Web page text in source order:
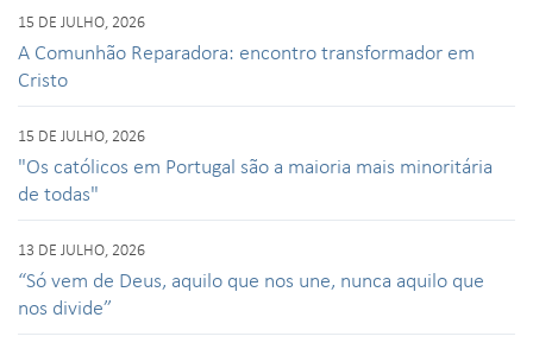
15 DE JULHO, 2026
A Comunhão Reparadora: encontro transformador em
Cristo
15 DE JULHO, 2026
"Os católicos em Portugal são a maioria mais minoritária
de todas"
13 DE JULHO, 2026
“Só vem de Deus, aquilo que nos une, nunca aquilo que
nos divide”